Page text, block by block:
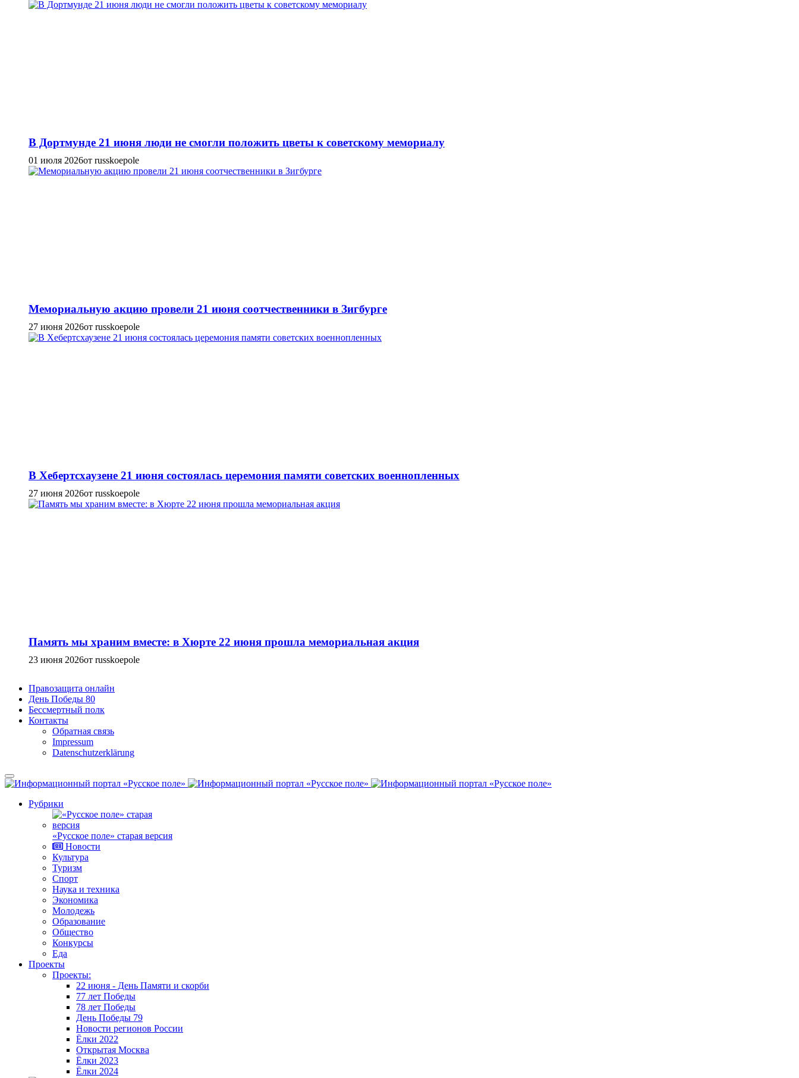
В Дортмунде 21 июня люди не смогли положить цветы к советскому мемориалу
01 июля 2026от russkoepole
Мемориальную акцию провели 21 июня соотчественники в Зигбурге
27 июня 2026от russkoepole
В Хебертсхаузене 21 июня состоялась церемония памяти советских военнопленных
27 июня 2026от russkoepole
Память мы храним вместе: в Хюрте 22 июня прошла мемориальная акция
23 июня 2026от russkoepole
Правозащита онлайн
День Победы 80
Бессмертный полк
Контакты
Обратная связь
Impressum
Datenschutzerklärung
Рубрики
«Русское поле» старая версия
Новости
Культура
Туризм
Спорт
Наука и техника
Экономика
Молодежь
Образование
Общество
Конкурсы
Еда
Проекты
Проекты:
22 июня - День Памяти и скорби
77 лет Победы
78 лет Победы
День Победы 79
Новости регионов России
Ёлки 2022
Открытая Москва
Ёлки 2023
Ёлки 2024